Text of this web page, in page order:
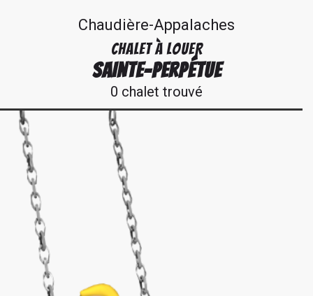
Chaudière-Appalaches
CHALET À LOUER
SAINTE-PERPÉTUE
0 chalet trouvé